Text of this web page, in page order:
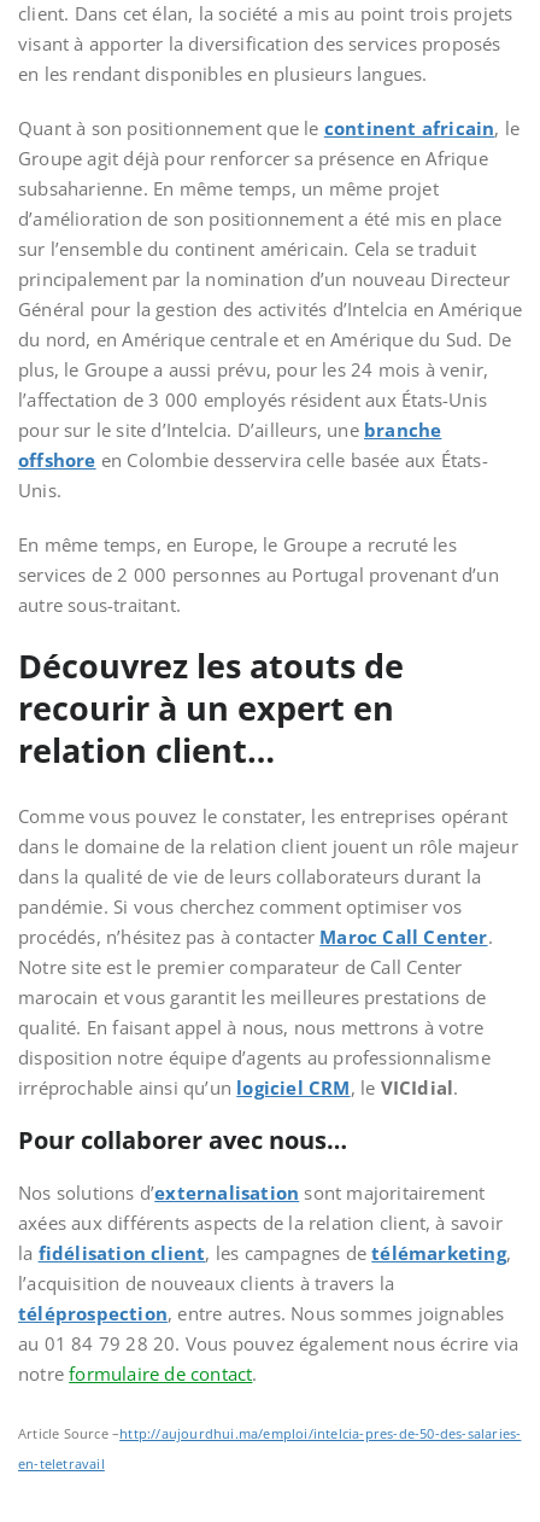
client. Dans cet élan, la société a mis au point trois projets
visant à apporter la diversification des services proposés
en les rendant disponibles en plusieurs langues.
Quant à son positionnement que le continent africain, le
Groupe agit déjà pour renforcer sa présence en Afrique
subsaharienne. En même temps, un même projet
d’amélioration de son positionnement a été mis en place
sur l’ensemble du continent américain. Cela se traduit
principalement par la nomination d’un nouveau Directeur
Général pour la gestion des activités d’Intelcia en Amérique
du nord, en Amérique centrale et en Amérique du Sud. De
plus, le Groupe a aussi prévu, pour les 24 mois à venir,
l’affectation de 3 000 employés résident aux États-Unis
pour sur le site d’Intelcia. D’ailleurs, une branche
offshore en Colombie desservira celle basée aux États-
Unis.
En même temps, en Europe, le Groupe a recruté les
services de 2 000 personnes au Portugal provenant d’un
autre sous-traitant.
Découvrez les atouts de
recourir à un expert en
relation client…
Comme vous pouvez le constater, les entreprises opérant
dans le domaine de la relation client jouent un rôle majeur
dans la qualité de vie de leurs collaborateurs durant la
pandémie. Si vous cherchez comment optimiser vos
procédés, n’hésitez pas à contacter Maroc Call Center.
Notre site est le premier comparateur de Call Center
marocain et vous garantit les meilleures prestations de
qualité. En faisant appel à nous, nous mettrons à votre
disposition notre équipe d’agents au professionnalisme
irréprochable ainsi qu’un logiciel CRM, le VICIdial.
Pour collaborer avec nous…
Nos solutions d’externalisation sont majoritairement
axées aux différents aspects de la relation client, à savoir
la fidélisation client, les campagnes detélémarketing,
l’acquisition de nouveaux clients à travers la
téléprospection, entre autres. Nous sommes joignables
au 01 84 79 28 20. Vous pouvez également nous écrire via
notreformulaire de contact.
Article Source –http://aujourdhui.ma/emploi/intelcia-pres-de-50-des-salaries-
en-teletravail